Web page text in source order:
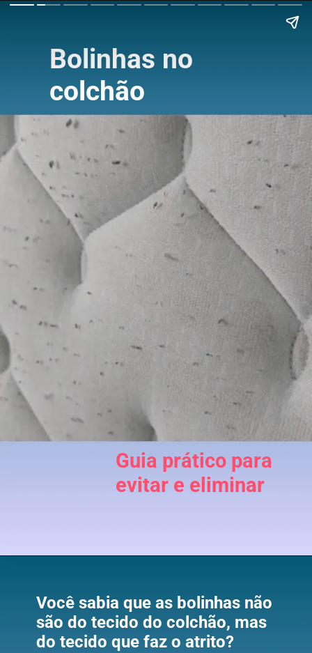
Bolinhas no
colchão
Guia prático para
evitar e eliminar
Você sabia que as bolinhas não
são do tecido do colchão, mas
do tecido que faz o atrito?